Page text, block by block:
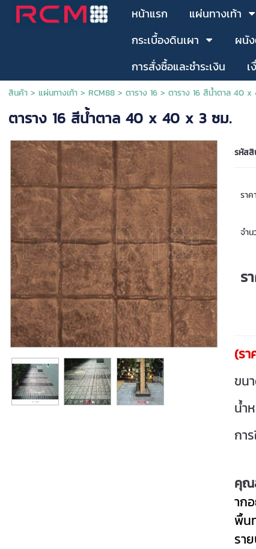
หน้าแรก แผ่นทางเท้า
กระเบื้องดินเผา
ผนั
การสั่งซื้อและชำระเงิน
สินค้า> แผ่นทางเท้า> RCM88 > ตาราง 16> ตาราง 16 สีน้ำตาล 40 x
ตาราง 16 สีน้ำตาล 40 x 40 x 3 ซม.
รหัสสิ
ราค
จำน
ร
(รา
ขน
น้ำ
กา
คุณ
าก
พื้น
รา